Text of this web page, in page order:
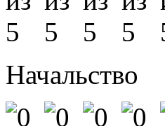
Начальство